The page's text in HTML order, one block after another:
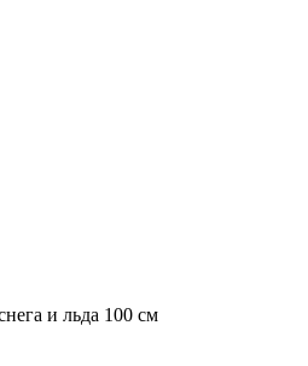
и льда 100 см